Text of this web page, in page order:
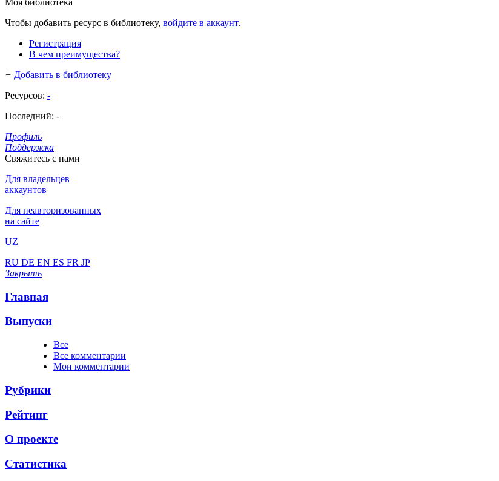
Моя библиотека
Чтобы добавить ресурс в библиотеку, войдите в аккаунт.
Регистрация
В чем преимущества?
+ Добавить в библиотеку
Ресурсов: -
Последний: -
Профиль
Поддержка
Свяжитесь с нами
Для владельцев
аккаунтов
Для неавторизованных
на сайте
UZ
RU DE EN ES FR JP
Закрыть
Главная
Выпуски
Все
Все комментарии
Мои комментарии
Рубрики
Рейтинг
О проекте
Статистика